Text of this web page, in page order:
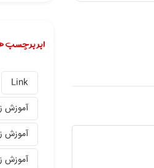
ابر برچسب
Link
آموزش
آموزش
آموزش